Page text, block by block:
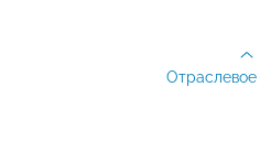
Отраслевое